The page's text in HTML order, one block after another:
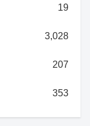
19
3,028
207
353